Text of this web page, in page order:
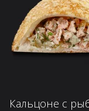
Кальцоне с